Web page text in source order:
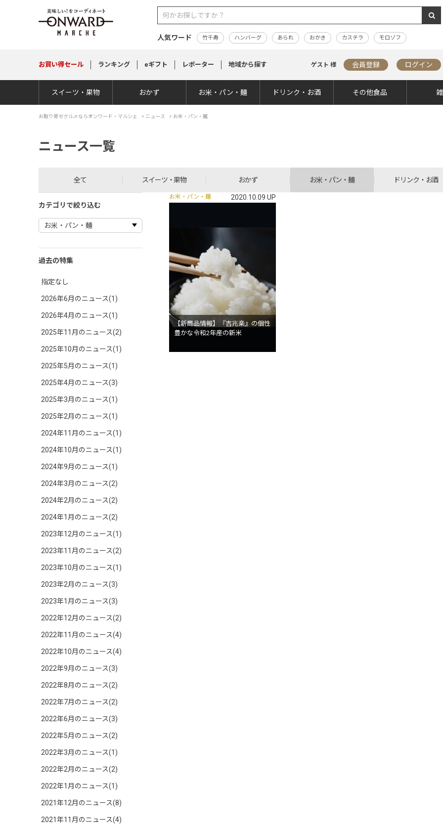
人気ワード 竹千寿 ハンバーグ あられ おかき カステラ モロゾフ
お買い得セール ランキング eギフト レポーター 地域から探す ゲスト 様 会員登録 ログイン
スイーツ・果物 おかず お米・パン・麺 ドリンク・お酒 その他食品
お取り寄せグルメならオンワード・マルシェ > ニュース > お米・パン・麺
ニュース一覧
全て スイーツ・果物 おかず お米・パン・麺 ドリンク・お酒
カテゴリで絞り込む
過去の特集
指定なし
2026年6月のニュース(1)
2026年4月のニュース(1)
2025年11月のニュース(2)
2025年10月のニュース(1)
2025年5月のニュース(1)
2025年4月のニュース(3)
2025年3月のニュース(1)
2025年2月のニュース(1)
2024年11月のニュース(1)
2024年10月のニュース(1)
2024年9月のニュース(1)
2024年3月のニュース(2)
2024年2月のニュース(2)
2024年1月のニュース(2)
2023年12月のニュース(1)
2023年11月のニュース(2)
2023年10月のニュース(1)
2023年2月のニュース(3)
2023年1月のニュース(3)
2022年12月のニュース(2)
2022年11月のニュース(4)
2022年10月のニュース(4)
2022年9月のニュース(3)
2022年8月のニュース(2)
2022年7月のニュース(2)
2022年6月のニュース(3)
2022年5月のニュース(2)
2022年3月のニュース(1)
2022年2月のニュース(2)
2022年1月のニュース(1)
2021年12月のニュース(8)
2021年11月のニュース(4)
お米・パン・麺 2020.10.09 UP
【新商品情報】『吉兆楽』の個性
豊かな令和2年産の新米